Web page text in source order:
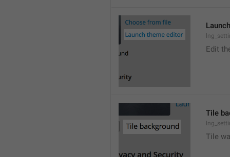
Edit
Tile
Tile